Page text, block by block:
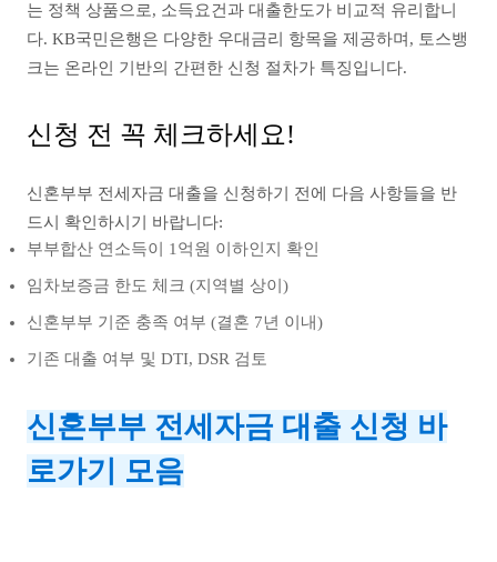
는 정책 상품으로, 소득요건과 대출한도가 비교적 유리합니
다. KB국민은행은 다양한 우대금리 항목을 제공하며, 토스뱅
크는 온라인 기반의 간편한 신청 절차가 특징입니다.
신청 전 꼭 체크하세요!
신혼부부 전세자금 대출을 신청하기 전에 다음 사항들을 반
드시 확인하시기 바랍니다:
부부합산 연소득이 1억원 이하인지 확인
임차보증금 한도 체크 (지역별 상이)
신혼부부 기준 충족 여부 (결혼 7년 이내)
기존 대출 여부 및 DTI, DSR 검토
신혼부부 전세자금 대출 신청 바
로가기 모음